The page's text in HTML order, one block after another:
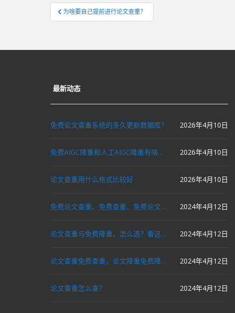
文
章
航
为啥要自己提前进行论文查重？
最新动态
免费论文查重系统的多久更新数据库？ 2026年4月10日
免费AIGC降重和人工AIGC降重有啥区别？ 2026年4月10日
论文查重用什么格式比较好 2026年4月10日
免费论文查重、免费查重、免费论文降重、免费降重、智能降重、一键降重、降低AIGC写作率、AI写论文，这些名词你了解吗？ 2024年4月12日
论文查重与免费降重，怎么选？看这里就对了！ 2024年4月12日
论文查重免费查重，论文降重免费降重，机器降重，人工降重，降低AIGC写作率，ai写论文，都要选论文狗和paperdog以及文思慧达！ 2024年4月12日
论文查重怎么查？ 2024年4月12日